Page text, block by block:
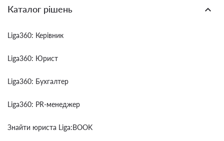
Каталог рішень
Liga360: Керівник
Liga360: Юрист
Liga360: Бухгалтер
Liga360: PR-менеджер
Знайти юриста Liga:BOOK